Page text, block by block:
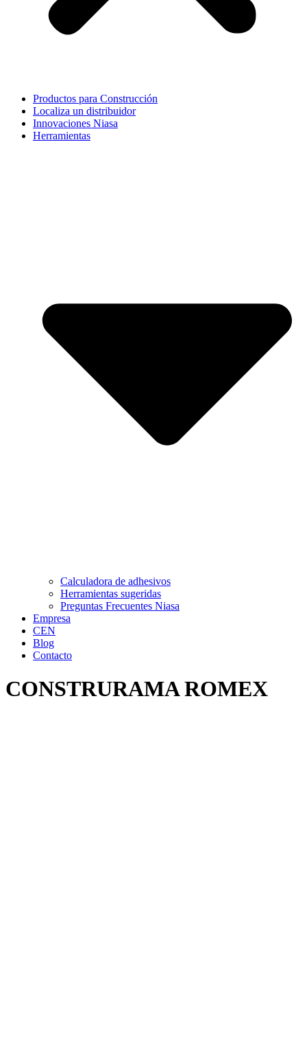
Productos para Construcción
Localiza un distribuidor
Innovaciones Niasa
Herramientas
Calculadora de adhesivos
Herramientas sugeridas
Preguntas Frecuentes Niasa
Empresa
CEN
Blog
Contacto
CONSTRURAMA ROMEX